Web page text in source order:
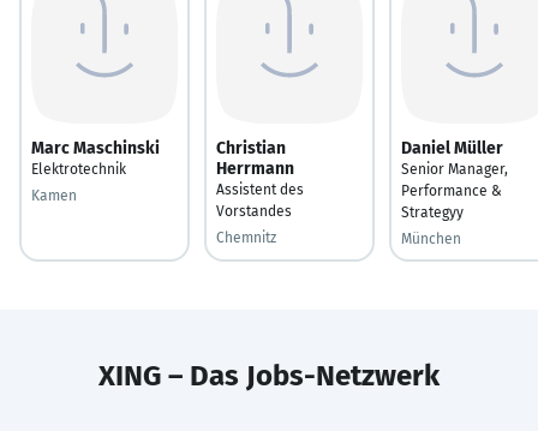
Marc Maschinski
Elektrotechnik
Kamen
Christian
Herrmann
Assistent des
Vorstandes
Chemnitz
Daniel Müller
Senior Manager,
Performance &
Strategyy
München
XING – Das Jobs-Netzwerk